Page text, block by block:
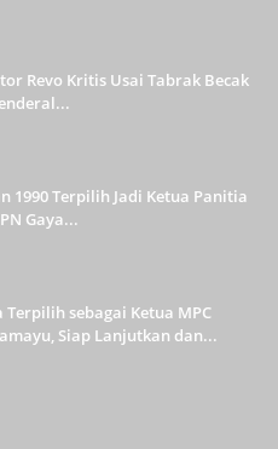
Revo Kritis Usai Tabrak Becak
1990 Terpilih Jadi Ketua Panitia
Gaya...
Terpilih sebagai Ketua MPC
Siap Lanjutkan dan...